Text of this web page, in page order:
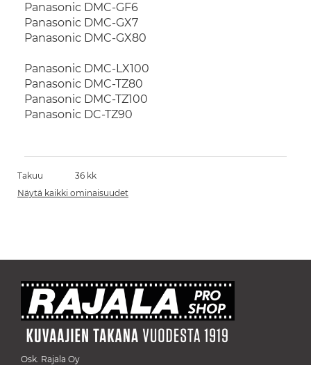
Panasonic DMC-GF6
Panasonic DMC-GX7
Panasonic DMC-GX80
Panasonic DMC-LX100
Panasonic DMC-TZ80
Panasonic DMC-TZ100
Panasonic DC-TZ90
Takuu
36 kk
Näytä kaikki ominaisuudet
Osk. Rajala Oy